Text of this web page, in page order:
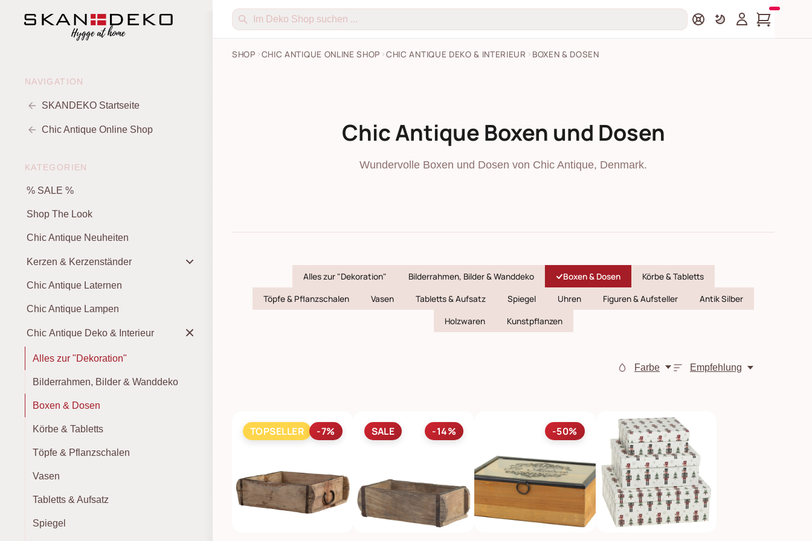
NAVIGATION
SKANDEKO Startseite
Chic Antique Online Shop
KATEGORIEN
% SALE %
Shop The Look
Chic Antique Neuheiten
Kerzen & Kerzenständer
Chic Antique Laternen
Chic Antique Lampen
Chic Antique Deko & Interieur
Alles zur "Dekoration"
Bilderrahmen, Bilder & Wanddeko
Boxen & Dosen
Körbe & Tabletts
Töpfe & Pflanzschalen
Vasen
Tabletts & Aufsatz
Spiegel
SHOP CHIC ANTIQUE ONLINE SHOP CHIC ANTIQUE DEKO & INTERIEUR BOXEN & DOSEN
Chic Antique Boxen und Dosen
Wundervolle Boxen und Dosen von Chic Antique, Denmark.
Alles zur "Dekoration" Bilderrahmen, Bilder & Wanddeko Boxen & Dosen
Körbe & Tabletts
Töpfe & Pflanzschalen
Vasen Tabletts & Aufsatz Spiegel Uhren Figuren & Aufsteller
Antik Silber
Holzwaren
Kunstpflanzen
Farbe Empfehlung
TOPSELLER -7% SALE -14% -50%